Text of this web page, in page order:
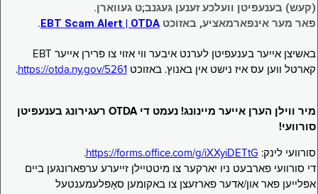
(קעש) בענעפיטן וועלכע זענען געגנב;ט געווארן.
פאר מער אינפארמאציע, באזוכטEBT Scam Alert | OTDA
.
באשיצן אייער בענעפיטן לערנט איבער ווי אזוי צו פרירן אייער EBT
קארטל ווען עס איז נישט אין באנוץ. באזוכט https://otda.ny.gov/5261
.
מיר ווילן הערן אייער מיינונג! נעמט די OTDA רעגירונג בענעפיטן
סורוועי!
סורוועי לינק: https://forms.office.com/g/iXXyiDETtG
.
די סורוועי פארבעט ניו יארקער צו מיטטיילן זייערע ערפארונגען ביים
אפּלייען פאר און/אדער פארזעצן צו באקומען סאָפּלעמענטעל